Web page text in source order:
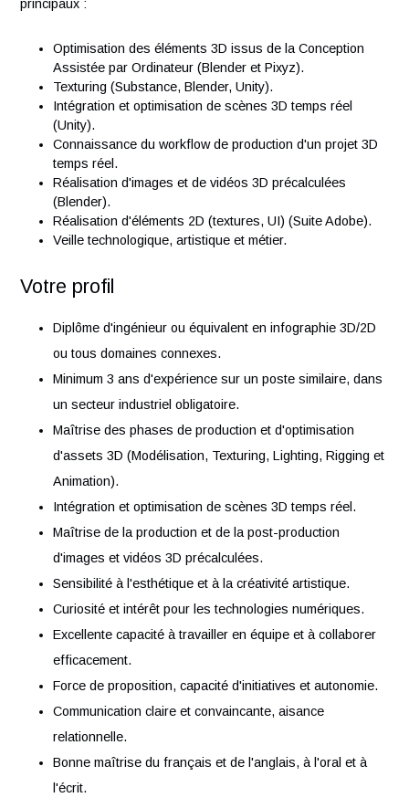
En tant que Chef de Projet Infographiste 3D, l'objectif sera
graphique pour produire des assets 3D et 2D, des images,
des animations vidéo, ou des applications 3D temps réel en
lien avec l'activité industrielle de l'entreprise. Les éléments
principaux :
Optimisation des éléments 3D issus de la Conception
Assistée par Ordinateur (Blender et Pixyz).
Texturing (Substance, Blender, Unity).
Intégration et optimisation de scènes 3D temps réel
Connaissance du workflow de production d'un projet
temps réel.
Réalisation d'images et de vidéos 3D précalculées
(Blender).
Réalisation d'éléments 2D (textures, UI) (Suite
Veille technologique, artistique et métier.
Votre profil
Diplôme d'ingénieur ou équivalent en infographie 3D/
ou tous domaines connexes.
Minimum 3 ans d'expérience sur un poste similaire,
un secteur industriel obligatoire.
Maîtrise des phases de production et d'optimisation
Animation).
Intégration et optimisation de scènes 3D temps réel.
Maîtrise de la production et de la post-production
d'images et vidéos 3D précalculées.
Sensibilité à l'esthétique et à la créativité artistique.
Curiosité et intérêt pour les technologies numériques.